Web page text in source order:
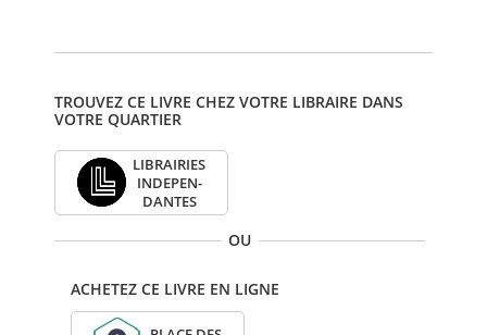
TROUVEZ CE LIVRE CHEZ VOTRE LIBRAIRE DANS
VOTRE QUARTIER
LIBRAI­RIES
INDE­PEN­
DANTES
OU
ACHETEZ CE LIVRE EN LIGNE